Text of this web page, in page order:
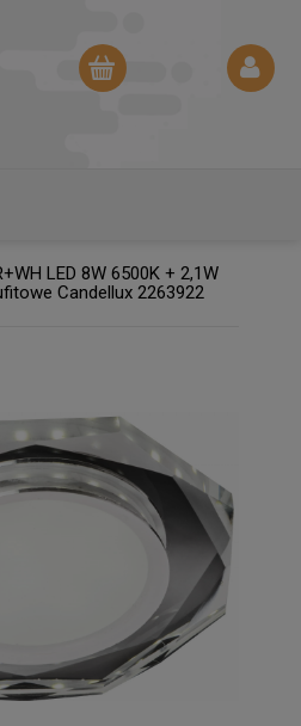
LED 8W 6500K + 2,1W
Candellux 2263922